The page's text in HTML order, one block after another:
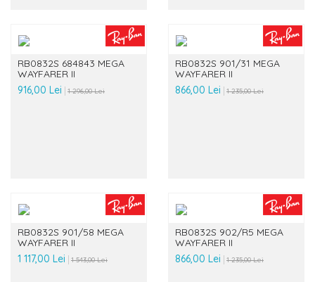
RB0832S 684843 MEGA
WAYFARER II
916,00 Lei
1 296,00 Lei
RB0832S 901/31 MEGA
WAYFARER II
866,00 Lei
1 235,00 Lei
RB0832S 901/58 MEGA
WAYFARER II
1 117,00 Lei
1 543,00 Lei
RB0832S 902/R5 MEGA
WAYFARER II
866,00 Lei
1 235,00 Lei